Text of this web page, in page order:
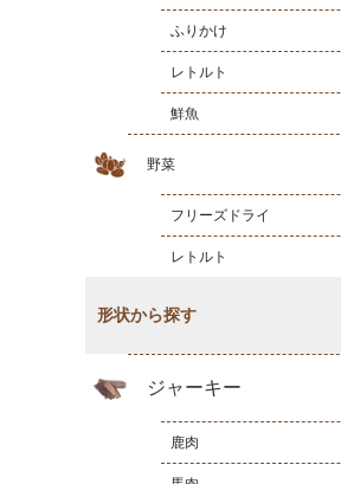
ふりかけ
レトルト
鮮魚
野菜
フリーズドライ
レトルト
形状から探す
ジャーキー
鹿肉